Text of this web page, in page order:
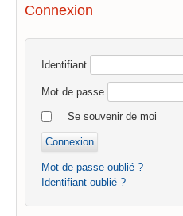
Connexion
Identifiant
Mot de passe
Se souvenir de moi
Mot de passe oublié ?
Identifiant oublié ?